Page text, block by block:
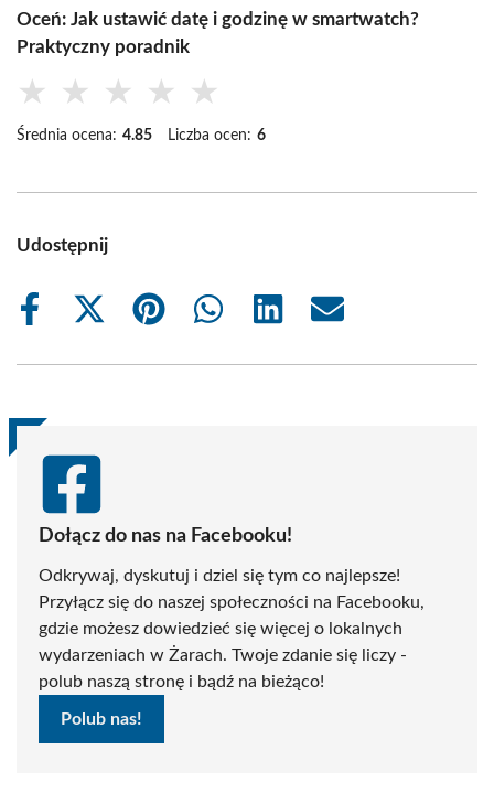
Oceń: Jak ustawić datę i godzinę w smartwatch?
Praktyczny poradnik
★ ★ ★ ★ ★
Średnia ocena: 4.85 Liczba ocen: 6
Udostępnij
Share
Share
(Twitter)
Share
Share
Share
Share
Dołącz do nas na Facebooku!
Odkrywaj, dyskutuj i dziel się tym co najlepsze!
Przyłącz się do naszej społeczności na Facebooku,
gdzie możesz dowiedzieć się więcej o lokalnych
wydarzeniach w Żarach. Twoje zdanie się liczy -
polub naszą stronę i bądź na bieżąco!
Polub nas!